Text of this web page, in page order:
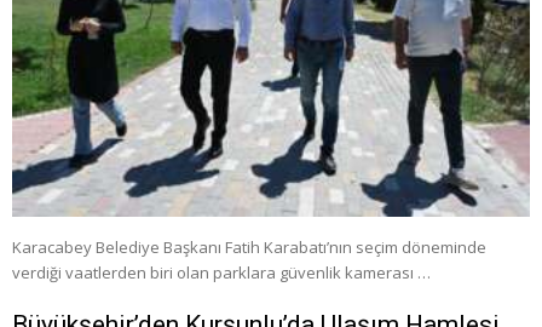
Karacabey Belediye Başkanı Fatih Karabatı’nın seçim döneminde
verdiği vaatlerden biri olan parklara güvenlik kamerası …